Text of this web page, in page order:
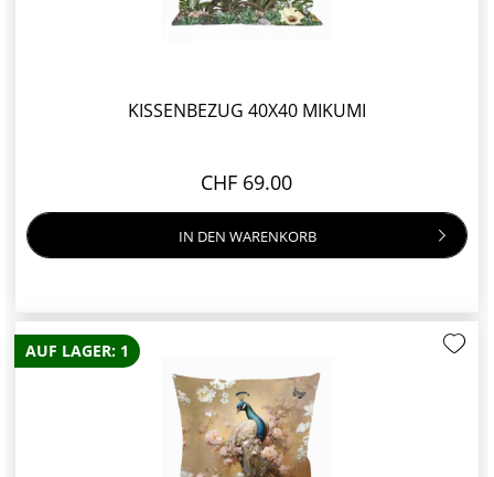
KISSENBEZUG 40X40 MIKUMI
CHF 69.00
IN DEN WARENKORB
AUF LAGER: 1